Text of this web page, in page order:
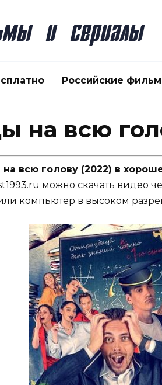
Российские
на всю
всю голову (2022) в
можно скачать видео
компьютер в высоком